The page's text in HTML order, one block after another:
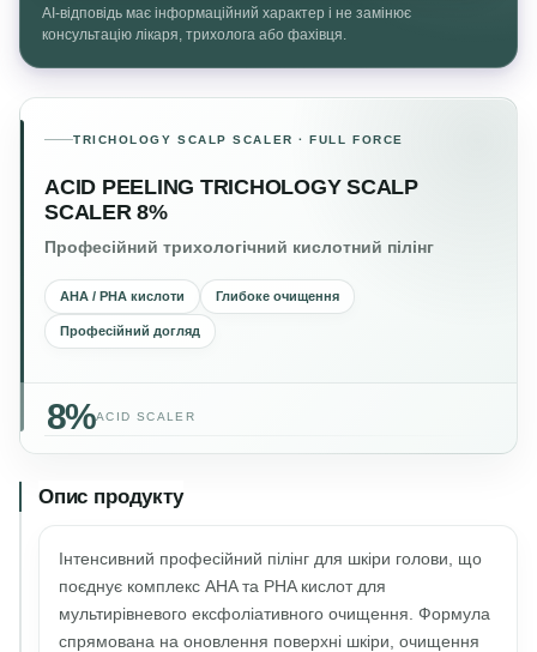
AI-відповідь має інформаційний характер і не замінює
консультацію лікаря, трихолога або фахівця.
TRICHOLOGY SCALP SCALER · FULL FORCE
ACID PEELING TRICHOLOGY SCALP
SCALER 8%
Професійний трихологічний кислотний пілінг
AHA / PHA кислоти Глибоке очищення
Професійний догляд
8%ACID SCALER
Опис продукту
Інтенсивний професійний пілінг для шкіри голови, що
поєднує комплекс AHA та PHA кислот для
мультирівневого ексфоліативного очищення. Формула
спрямована на оновлення поверхні шкіри, очищення